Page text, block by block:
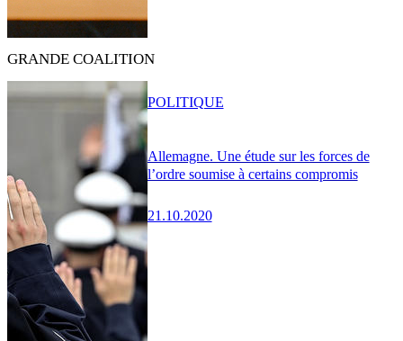
GRANDE COALITION
Allemagne. Une étude sur les forces de
l’ordre soumise à certains compromis
21.10.2020
POLITIQUE